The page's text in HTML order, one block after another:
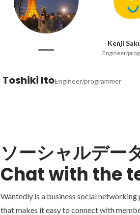
Kenji
Engineer/
Toshiki ItoEngineer/programmer
ソーシャルデー
Chat with the
Wantedly is a business social
that makes it easy to connect with